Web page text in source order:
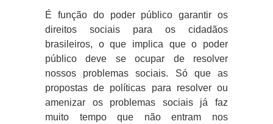
É função do poder público garantir os
direitos sociais para os cidadãos
brasileiros, o que implica que o poder
público deve se ocupar de resolver
nossos problemas sociais. Só que as
propostas de políticas para resolver ou
amenizar os problemas sociais já faz
muito tempo que não entram nos